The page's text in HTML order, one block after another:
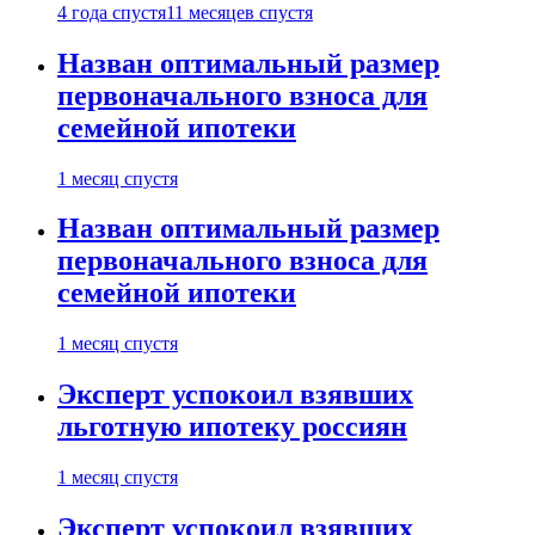
4 года спустя11 месяцев спустя
Назван оптимальный размер
первоначального взноса для
семейной ипотеки
1 месяц спустя
Назван оптимальный размер
первоначального взноса для
семейной ипотеки
1 месяц спустя
Эксперт успокоил взявших
льготную ипотеку россиян
1 месяц спустя
Эксперт успокоил взявших